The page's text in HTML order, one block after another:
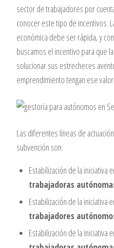
sector de trabajadores por
conocer este tipo de incentivos.
económica debe ser rápida, y
buscamos el incentivo para que
solucionar sus estrecheces
emprendimiento tengan ese
Las diferentes líneas de
subvención son:
Estabilización de la iniciativa
trabajadoras
Estabilización de la iniciativa
trabajadores
Estabilización de la iniciativa